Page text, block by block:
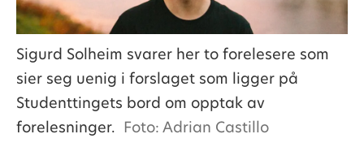
Sigurd Solheim svarer her to forelesere som
sier seg uenig i forslaget som ligger på
Studenttingets bord om opptak av
forelesninger. Foto: Adrian Castillo